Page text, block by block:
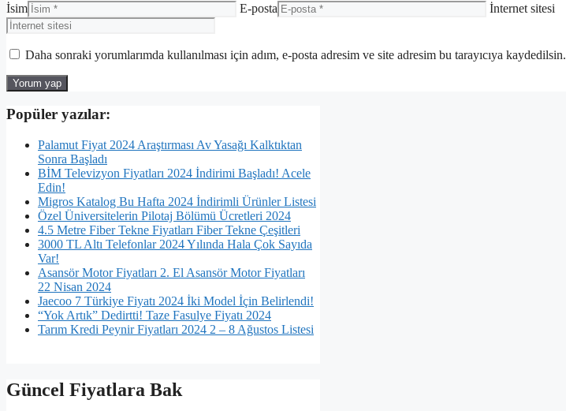
İsim E-posta İnternet sitesi
Daha sonraki yorumlarımda kullanılması için adım, e-posta adresim ve site adresim bu tarayıcıya kaydedilsin.
Popüler yazılar:
Palamut Fiyat 2024 Araştırması Av Yasağı Kalktıktan
Sonra Başladı
BİM Televizyon Fiyatları 2024 İndirimi Başladı! Acele
Edin!
Migros Katalog Bu Hafta 2024 İndirimli Ürünler Listesi
Özel Üniversitelerin Pilotaj Bölümü Ücretleri 2024
4.5 Metre Fiber Tekne Fiyatları Fiber Tekne Çeşitleri
3000 TL Altı Telefonlar 2024 Yılında Hala Çok Sayıda
Var!
Asansör Motor Fiyatları 2. El Asansör Motor Fiyatları
22 Nisan 2024
Jaecoo 7 Türkiye Fiyatı 2024 İki Model İçin Belirlendi!
“Yok Artık” Dedirtti! Taze Fasulye Fiyatı 2024
Tarım Kredi Peynir Fiyatları 2024 2 – 8 Ağustos Listesi
Güncel Fiyatlara Bak